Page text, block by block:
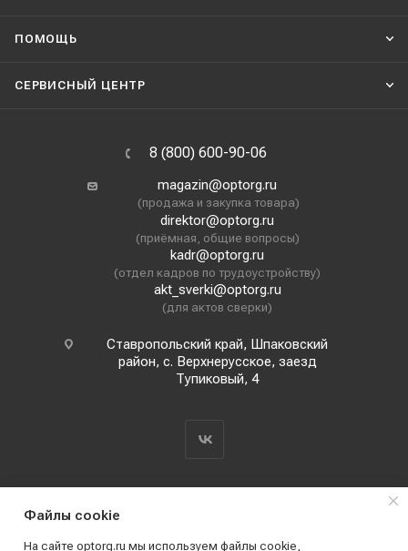
ПОМОЩЬ
СЕРВИСНЫЙ ЦЕНТР
8 (800) 600-90-06
magazin@optorg.ru
(продажа и закупка товара)
direktor@optorg.ru
(приёмная, общие вопросы)
kadr@optorg.ru
(отдел кадров по трудоустройству)
akt_sverki@optorg.ru
(для актов сверки)
Ставропольский край, Шпаковский
район, с. Верхнерусское, заезд
Тупиковый, 4
Файлы cookie
На сайте optorg.ru мы используем файлы cookie,